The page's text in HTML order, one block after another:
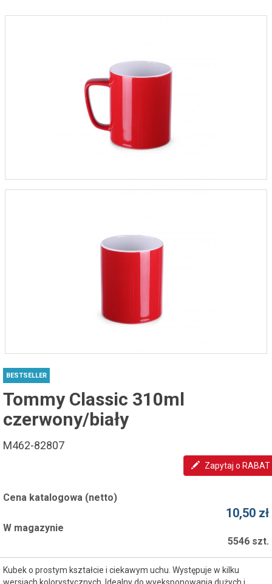
BESTSELLER
Tommy Classic 310ml
czerwony/biały
M462-82807
Zapytaj o RABAT
Cena katalogowa (netto)
10,50 zł
W magazynie
5546 szt.
Kubek o prostym kształcie i ciekawym uchu. Występuje w kilku
wersjach kolorystycznych. Idealny do wyeksponowania dużych i